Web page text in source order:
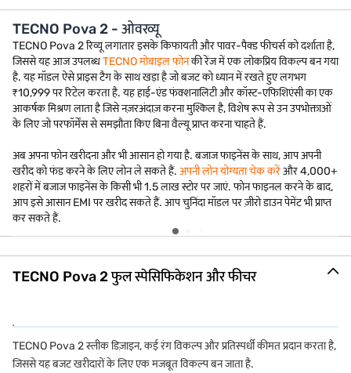
TECNO Pova 2 - ओवरव्यू
TECNO Pova 2 रिव्यू लगातार इसके किफायती और पावर-पैक्ड फीचर्स को दर्शाता है,
जिससे यह आज उपलब्धTECNO मोबाइल फोनकी रेंज में एक लोकप्रिय विकल्प बन गया
है. यह मॉडल ऐसे प्राइस टैग के साथ खड़ा है जो बजट को ध्यान में रखते हुए लगभग
₹10,999 पर रिटेल करता है. यह हाई-एंड फंक्शनालिटी और कॉस्ट-एफिशिएंसी का एक
आकर्षक मिश्रण लाता है जिसे नज़रअंदाज़ करना मुश्किल है, विशेष रूप से उन उपभोक्ताओं
के लिए जो परफॉर्मेंस से समझौता किए बिना वैल्यू प्राप्त करना चाहते हैं.
अब अपना फोन खरीदना और भी आसान हो गया है. बजाज फाइनेंस के साथ, आप अपनी
खरीद को फंड करने के लिए लोन ले सकते हैं. अपनी लोन योग्यता चेक करेंऔर 4,000+
शहरों में बजाज फाइनेंस के किसी भी 1.5 लाख स्टोर पर जाएं. फोन फाइनल करने के बाद,
आप इसे आसान EMI पर खरीद सकते हैं. आप चुनिंदा मॉडल पर ज़ीरो डाउन पेमेंट भी प्राप्त
कर सकते हैं.
नया Redmi 15 खरीदें
EMI ₹1,875 से शुरू*
ऑफर देखें
TECNO Pova 2 फुल स्पेसिफिकेशन और फीचर
TECNO Pova 2 स्लीक डिज़ाइन, कई रंग विकल्प और प्रतिस्पर्धी कीमत प्रदान करता है,
जिससे यह बजट खरीदारों के लिए एक मजबूत विकल्प बन जाता है.